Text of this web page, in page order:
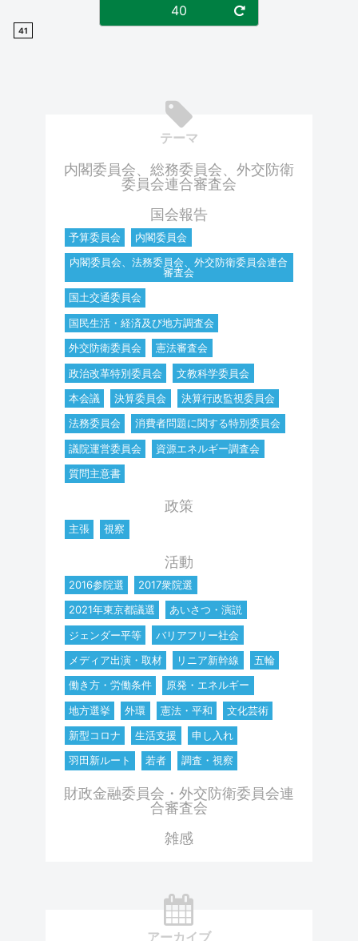
40
41
テーマ
内閣委員会、総務委員会、外交防衛
委員会連合審査会
国会報告
予算委員会
内閣委員会
内閣委員会、法務委員会、外交防衛委員会連合
審査会
国土交通委員会
国民生活・経済及び地方調査会
外交防衛委員会
憲法審査会
政治改革特別委員会
文教科学委員会
本会議
決算委員会
決算行政監視委員会
法務委員会
消費者問題に関する特別委員会
議院運営委員会
資源エネルギー調査会
質問主意書
政策
主張 視察
活動
2016参院選
2017衆院選
2021年東京都議選
あいさつ・演説
ジェンダー平等
バリアフリー社会
メディア出演・取材
リニア新幹線
五輪
働き方・労働条件
原発・エネルギー
地方選挙
外環 憲法・平和
文化芸術
新型コロナ
生活支援
申し入れ
羽田新ルート
若者 調査・視察
財政金融委員会・外交防衛委員会連
合審査会
雑感
アーカイブ